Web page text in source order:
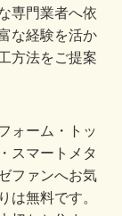
専門業者へ依
な経験を活か
方法をご提案
ォーム・トッ
スマートメタ
ファンへお気
は無料です。